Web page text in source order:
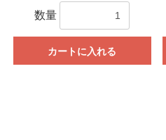
数量
カートに入れる